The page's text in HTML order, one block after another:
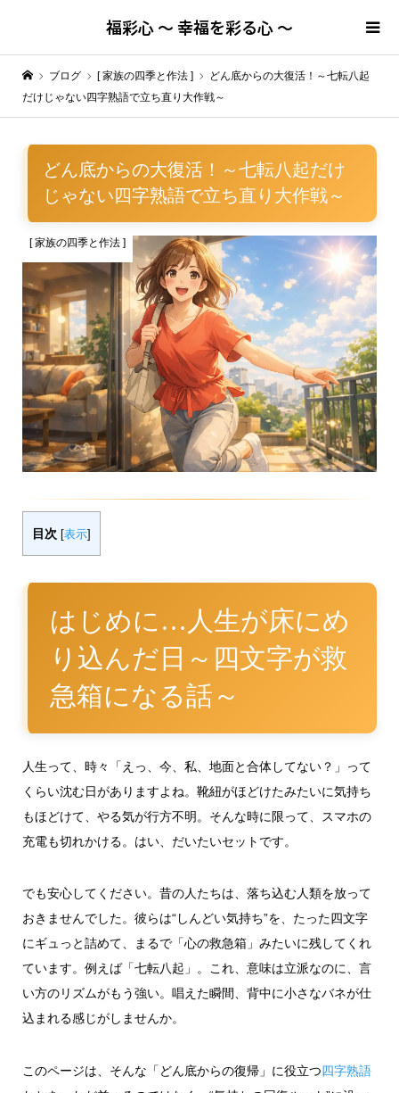
福彩心 ～ 幸福を彩る心 ～
ブログ [ 家族の四季と作法 ]
どん底からの大復活！～七転八起
だけじゃない四字熟語で立ち直り大作戦～
どん底からの大復活！～七転八起だけ
じゃない四字熟語で立ち直り大作戦～
[ 家族の四季と作法 ]
目次 表示]
はじめに…人生が床にめ
り込んだ日～四文字が救
急箱になる話～
人生って、時々「えっ、今、私、地面と合体してない？」って
くらい沈む日がありますよね。靴紐がほどけたみたいに気持ち
もほどけて、やる気が行方不明。そんな時に限って、スマホの
充電も切れかける。はい、だいたいセットです。
でも安心してください。昔の人たちは、落ち込む人類を放って
おきませんでした。彼らは“しんどい気持ち”を、たった四文字
にギュっと詰めて、まるで「心の救急箱」みたいに残してくれ
ています。例えば「七転八起」。これ、意味は立派なのに、言
い方のリズムがもう強い。唱えた瞬間、背中に小さなバネが仕
込まれる感じがしませんか。
このページは、そんな「どん底からの復帰」に役立つ四字熟語